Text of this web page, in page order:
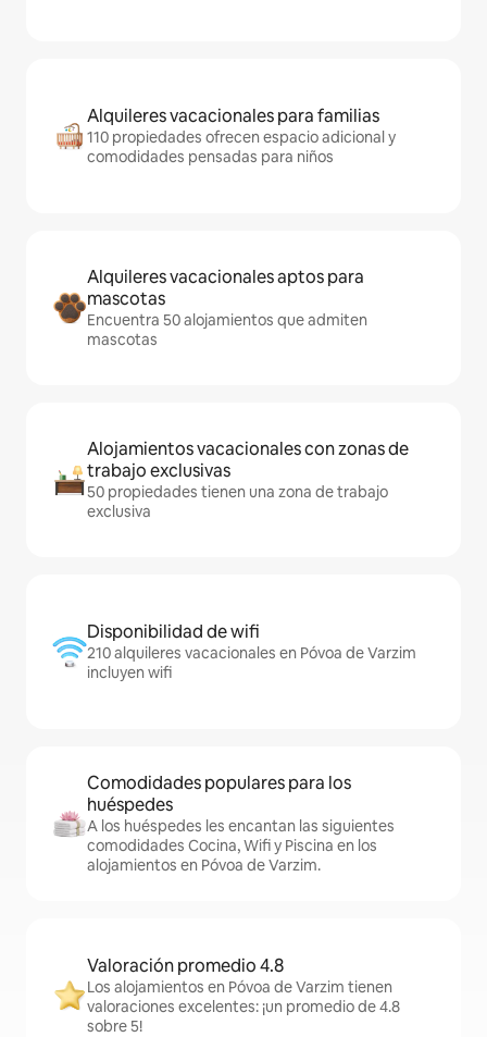
Alquileres vacacionales para familias
110 propiedades ofrecen espacio adicional y
comodidades pensadas para niños
Alquileres vacacionales aptos para
mascotas
Encuentra 50 alojamientos que admiten
mascotas
Alojamientos vacacionales con zonas de
trabajo exclusivas
50 propiedades tienen una zona de trabajo
exclusiva
Disponibilidad de wifi
210 alquileres vacacionales en Póvoa de Varzim
incluyen wifi
Comodidades populares para los
huéspedes
A los huéspedes les encantan las siguientes
comodidades Cocina, Wifi y Piscina en los
alojamientos en Póvoa de Varzim.
Valoración promedio 4.8
Los alojamientos en Póvoa de Varzim tienen
valoraciones excelentes: ¡un promedio de 4.8
sobre 5!